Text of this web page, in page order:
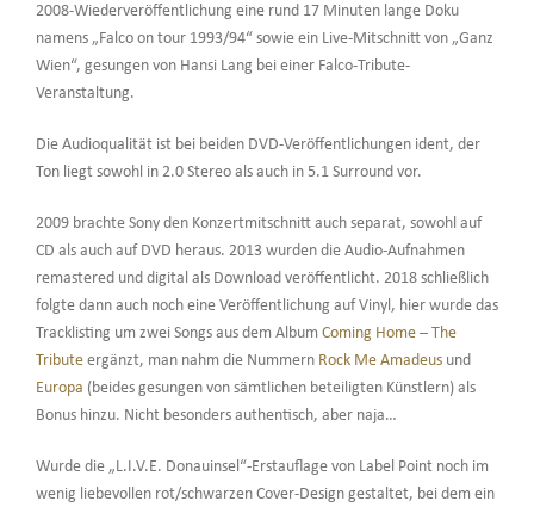
2008-Wiederveröffentlichung eine rund 17 Minuten lange Doku
namens „Falco on tour 1993/94“ sowie ein Live-Mitschnitt von „Ganz
Wien“, gesungen von Hansi Lang bei einer Falco-Tribute-
Veranstaltung.
Die Audioqualität ist bei beiden DVD-Veröffentlichungen ident, der
Ton liegt sowohl in 2.0 Stereo als auch in 5.1 Surround vor.
2009 brachte Sony den Konzertmitschnitt auch separat, sowohl auf
CD als auch auf DVD heraus. 2013 wurden die Audio-Aufnahmen
remastered und digital als Download veröffentlicht. 2018 schließlich
folgte dann auch noch eine Veröffentlichung auf Vinyl, hier wurde das
Tracklisting um zwei Songs aus dem Album Coming Home – The
Tributeergänzt, man nahm die Nummern Rock Me Amadeusund
Europa (beides gesungen von sämtlichen beteiligten Künstlern) als
Bonus hinzu. Nicht besonders authentisch, aber naja…
Wurde die „L.I.V.E. Donauinsel“-Erstauflage von Label Point noch im
wenig liebevollen rot/schwarzen Cover-Design gestaltet, bei dem ein